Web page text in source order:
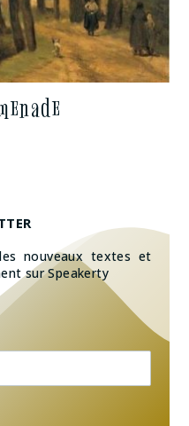
nouveaux textes et
sur Speakerty